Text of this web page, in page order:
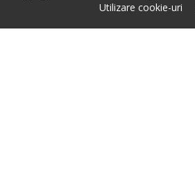
Utilizare cookie-uri